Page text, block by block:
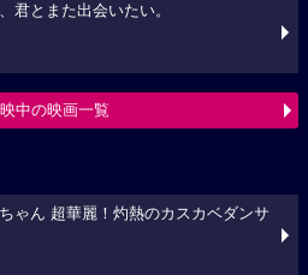
君とまた出会いたい。
中の映画一覧
ゃん 超華麗！灼熱のカスカベダンサ